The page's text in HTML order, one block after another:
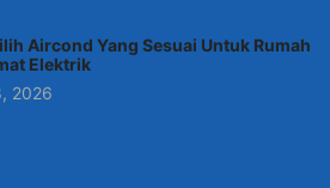
Aircond Yang Sesuai Untuk Rumah
Elektrik
2026